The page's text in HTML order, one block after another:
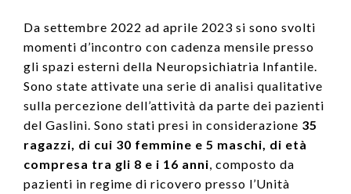
Da settembre 2022 ad aprile 2023 si sono svolti
momenti d’incontro con cadenza mensile presso
gli spazi esterni della Neuropsichiatria Infantile.
Sono state attivate una serie di analisi qualitative
sulla percezione dell’attività da parte dei pazienti
del Gaslini. Sono stati presi in considerazione 35
ragazzi, di cui 30 femmine e 5 maschi, di età
compresa tra gli 8 e i 16 anni, composto da
pazienti in regime di ricovero presso l’Unità